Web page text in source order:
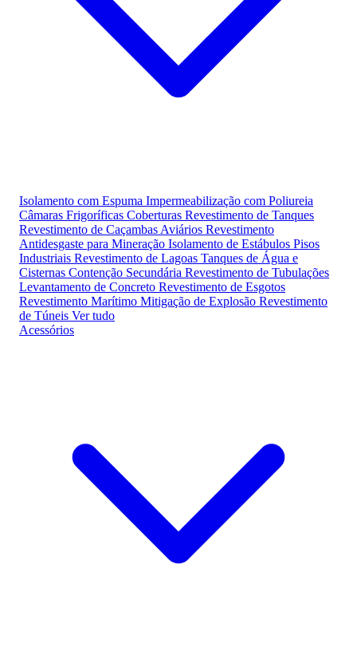
Isolamento com Espuma Impermeabilização com Poliureia
Câmaras Frigoríficas Coberturas Revestimento de Tanques
Revestimento de Caçambas Aviários Revestimento
Antidesgaste para Mineração Isolamento de Estábulos Pisos
Industriais Revestimento de Lagoas Tanques de Água e
Cisternas Contenção Secundária Revestimento de Tubulações
Levantamento de Concreto Revestimento de Esgotos
Revestimento Marítimo Mitigação de Explosão Revestimento
de Túneis Ver tudo
Acessórios